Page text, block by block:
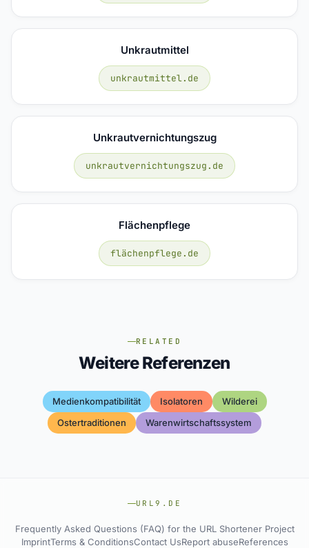
Unkrautmittel
unkrautmittel.de
Unkrautvernichtungszug
unkrautvernichtungszug.de
Flächenpflege
flächenpflege.de
RELATED
Weitere Referenzen
Medienkompatibilität Isolatoren
Wilderei
Ostertraditionen
Warenwirtschaftssystem
URL9.DE
Frequently Asked Questions (FAQ) for the URL Shortener Project
ImprintTerms & ConditionsContact UsReport abuseReferences